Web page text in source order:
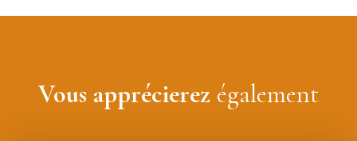
Vous apprécierez également